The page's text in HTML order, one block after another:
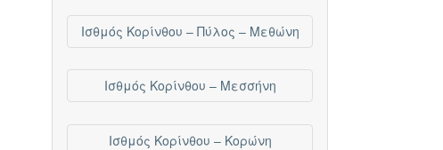
Ισθμός Κορίνθου – Πύλος – Μεθώνη
Ισθμός Κορίνθου – Μεσσήνη
Ισθμός Κορίνθου – Κορώνη